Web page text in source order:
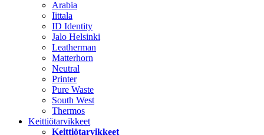
Arabia
Iittala
ID Identity
Jalo Helsinki
Leatherman
Matterhorn
Neutral
Printer
Pure Waste
South West
Thermos
Keittiötarvikkeet
Keittiötarvikkeet